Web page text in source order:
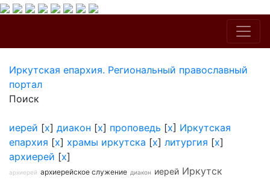
Иркутская епархия. Региональный православный
портал
Поиск
иерей [x] диакон [x] проповедь [x] Иркутская
епархия [x] храмы иркутска [x] литургия [x]
архиерей [x]
архиерей архиерейское служение диакон иерей Иркутск